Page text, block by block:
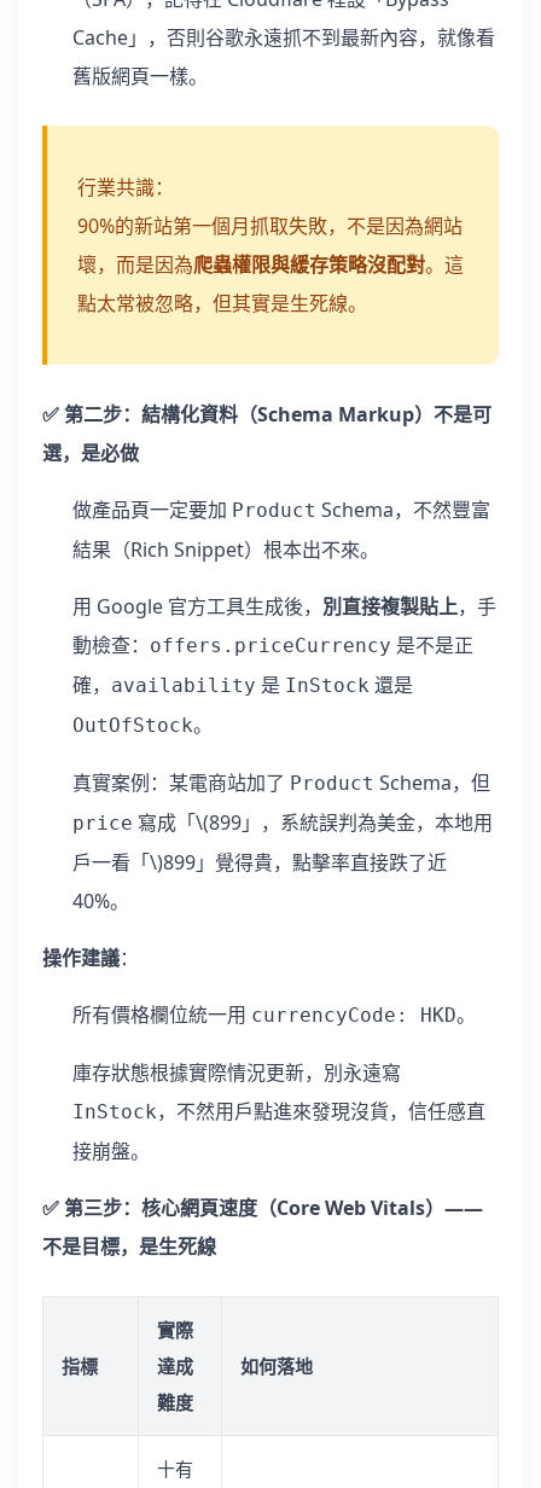
Cache」，否則谷歌永遠抓不到最新內容，就像看
舊版網頁一樣。
行業共識：
90%的新站第一個月抓取失敗，不是因為網站
壞，而是因為爬蟲權限與緩存策略沒配對。這
點太常被忽略，但其實是生死線。
✅ 第二步：結構化資料（Schema Markup）不是可
選，是必做
做產品頁一定要加 Product Schema，不然豐富
結果（Rich Snippet）根本出不來。
用 Google 官方工具生成後， 別直接複製貼上，手
動檢查：
offers.priceCurrency 是不是正
確， availability 是 InStock 還是
OutOfStock。
真實案例：某電商站加了 Product Schema，但
price 寫成「\(899」，系統誤判為美金，本地用
戶一看「\)899」覺得貴，點擊率直接跌了近
40%。
操作建議：
所有價格欄位統一用 currencyCode: HKD。
庫存狀態根據實際情況更新，別永遠寫
InStock，不然用戶點進來發現沒貨，信任感直
接崩盤。
✅ 第三步：核心網頁速度（Core Web Vitals）——
不是目標，是生死線
指標
實際
達成
難度
如何落地
十有